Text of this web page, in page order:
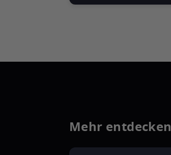
Mehr entdecken